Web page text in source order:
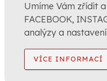
Umíme Vám zřídit
FACEBOOK,
analýzy a
VÍCE INFORMACÍ